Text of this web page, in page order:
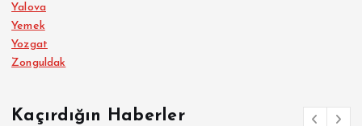
Yalova
Yemek
Yozgat
Zonguldak
Kaçırdığın Haberler